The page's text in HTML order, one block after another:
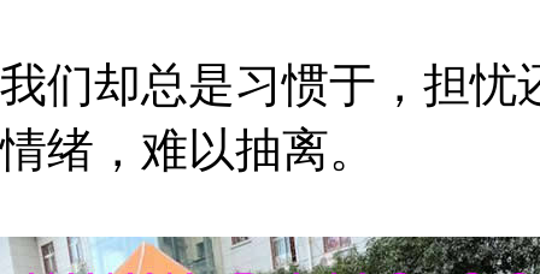
我们却总是习惯于，担忧
情绪，难以抽离。